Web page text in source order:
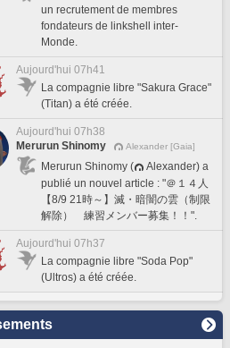
un recrutement de membres
fondateurs de linkshell inter-
Monde.
Aujourd'hui 07h41
La compagnie libre "Sakura Grace"
(Titan) a été créée.
Aujourd'hui 07h38
Merurun Shinomy
Alexander [Gaia]
Merurun Shinomy (
Alexander) a
publié un nouvel article : "＠１４人
【8/9 21時～】滅・暗闇の雲（制限
解除） 練習メンバー募集！！".
Aujourd'hui 07h37
La compagnie libre "Soda Pop"
(Ultros) a été créée.